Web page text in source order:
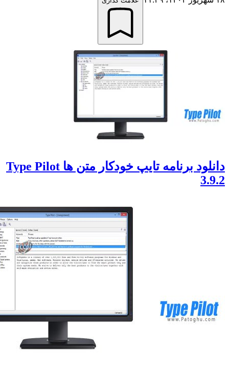
دانلود برنامه تایپ خودکار متن ها Type Pilot